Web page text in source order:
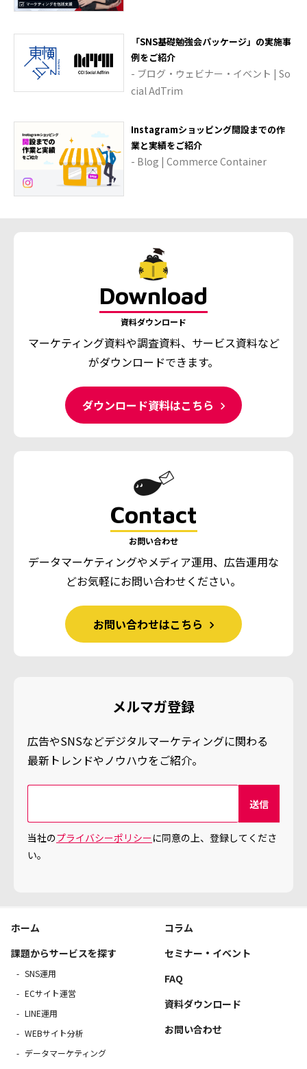
「SNS基礎勉強会パッケージ」の実施事
例をご紹介
- ブログ・ウェビナー・イベント | So
cial AdTrim
Instagramショッピング開設までの作
業と実績をご紹介
- Blog | Commerce Container
Download
資料ダウンロード
マーケティング資料や調査資料、 サービス資料など
がダウンロードできます。
ダウンロード資料はこちら
Contact
お問い合わせ
データマーケティングやメディア運用、広告運用な
どお気軽にお問い合わせください。
お問い合わせはこちら
メルマガ登録
広告やSNSなどデジタルマーケティングに関わる
最新トレンドやノウハウをご紹介。
当社のプライバシーポリシーに同意の上、登録してくださ
い。
ホーム
課題からサービスを探す
SNS運用
ECサイト運営
LINE運用
WEBサイト分析
データマーケティング
コラム
セミナー・イベント
FAQ
資料ダウンロード
お問い合わせ